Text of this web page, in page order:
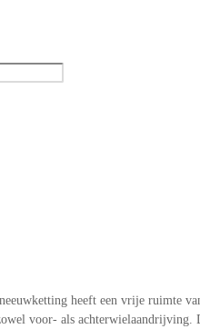
heeft een vrije ruimte
voor- als